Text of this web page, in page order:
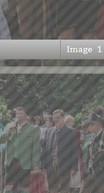
Image 1